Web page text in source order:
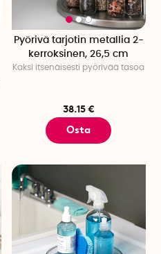
Pyörivä tarjotin metallia 2-
kerroksinen, 26,5 cm
Kaksi itsenäisesti pyörivää tasoa
38.15 €
Osta